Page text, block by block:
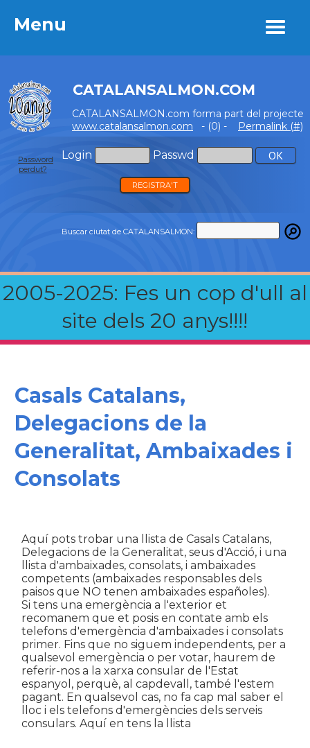
Menu
CATALANSALMON.COM
CATALANSALMON.com forma part del projecte
www.catalansalmon.com - (0) - Permalink (#)
Login Passwd
Password
perdut?
REGISTRA'T
Buscar ciutat de CATALANSALMON:
2005-2025: Fes un cop d'ull al
site dels 20 anys!!!!
Menu
Casals Catalans,
Delegacions de la
Generalitat, Ambaixades i
Consolats
Aquí pots trobar una llista de Casals Catalans,
Delegacions de la Generalitat, seus d'Acció, i una
llista d'ambaixades, consolats, i ambaixades
competents (ambaixades responsables dels
paisos que NO tenen ambaixades españoles).
Si tens una emergència a l'exterior et
recomanem que et posis en contate amb els
telefons d'emergència d'ambaixades i consolats
primer. Fins que no siguem independents, per a
qualsevol emergència o per votar, haurem de
referir-nos a la xarxa consular de l'Estat
espanyol, perquè, al capdevall, també l'estem
pagant. En qualsevol cas, no fa cap mal saber el
lloc i els telefons d'emergències dels serveis
consulars. Aquí en tens la llista